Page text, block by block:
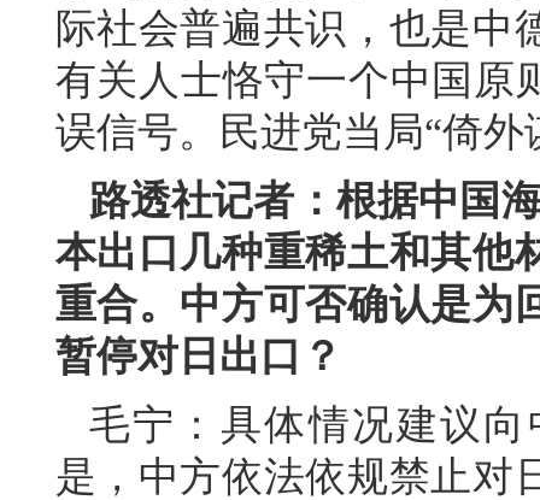
际社会普遍共识，也是中
有关人士恪守一个中国原
误信号。民进党当局“倚外
路透社记者：根据中国
本出口几种重稀土和其他
重合。中方可否确认是为
暂停对日出口？
毛宁：具体情况建议
是，中方依法依规禁止对